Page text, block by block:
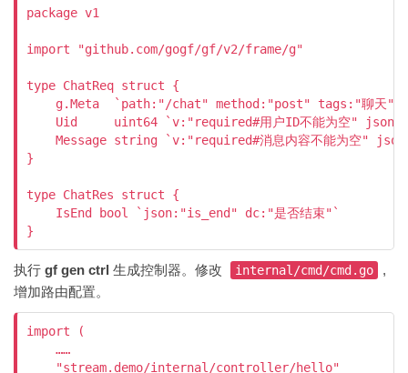
package v1
import "github.com/gogf/gf/v2/frame/g"
type ChatReq struct {
g.Meta  `path:"/chat" method:"post" tags:"聊天"
Uid     uint64 `v:"required#用户ID不能为空"
Message string `v:"required#消息内容不能为空"
}
type ChatRes struct {
    IsEnd bool `json:"is_end" dc:"是否结束"`
执行 gf gen ctrl 生成控制器。修改 internal/cmd/cmd.go
,
增加路由配置。
import (
    ……
    "stream.demo/internal/controller/hello"